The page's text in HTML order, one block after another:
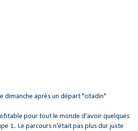
dimanche après un départ "citadin"
pour tout le monde d'avoir quelques
1.. Le parcours n'était pas plus dur juste